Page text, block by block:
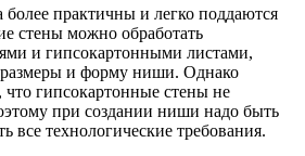
практичны и легко поддаются
стены можно обработать
и гипсокартонными листами,
и форму ниши. Однако
гипсокартонные стены не
при создании ниши надо быть
все технологические требования.